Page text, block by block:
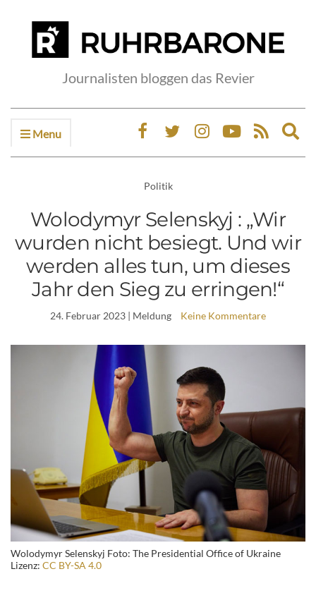
Journalisten bloggen das Revier
Menu
Politik
Wolodymyr Selenskyj : „Wir
wurden nicht besiegt. Und wir
werden alles tun, um dieses
Jahr den Sieg zu erringen!“
24. Februar 2023 | Meldung Keine Kommentare
Wolodymyr Selenskyj Foto: The Presidential Office of Ukraine
Lizenz: CC BY-SA 4.0